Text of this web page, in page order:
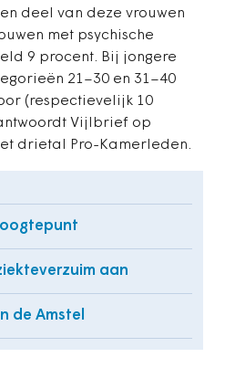
deel van deze vrouwen
met psychische
9 procent. Bij jongere
21–30 en 31–40
(respectievelijk 10
Vijlbrief op
drietal Pro-Kamerleden.
aan
de Amstel